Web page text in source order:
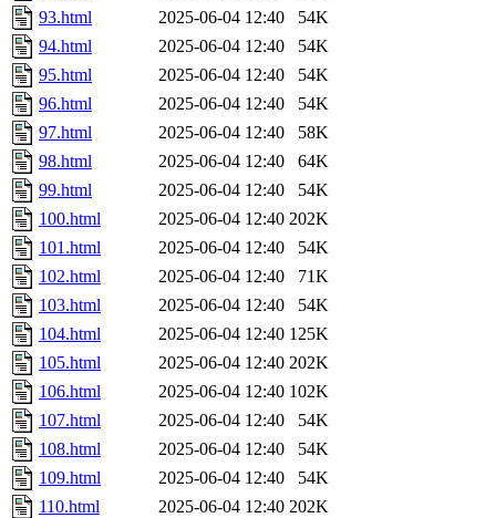
93.html
2025-06-04 12:40
54K
94.html
2025-06-04 12:40
54K
95.html
2025-06-04 12:40
54K
96.html
2025-06-04 12:40
54K
97.html
2025-06-04 12:40
58K
98.html
2025-06-04 12:40
64K
99.html
2025-06-04 12:40
54K
100.html
2025-06-04 12:40 202K
101.html
2025-06-04 12:40
54K
102.html
2025-06-04 12:40
71K
103.html
2025-06-04 12:40
54K
104.html
2025-06-04 12:40 125K
105.html
2025-06-04 12:40 202K
106.html
2025-06-04 12:40 102K
107.html
2025-06-04 12:40
54K
108.html
2025-06-04 12:40
54K
109.html
2025-06-04 12:40
54K
110.html
2025-06-04 12:40 202K